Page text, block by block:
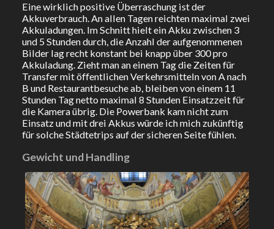
Eine wirklich positive Überraschung ist der
Akkuverbrauch. An allen Tagen reichten maximal zwei
Akkuladungen. Im Schnitt hielt ein Akku zwischen 3
und 5 Stunden durch, die Anzahl der aufgenommenen
Bilder lag recht konstant bei knapp über 300 pro
Akkuladung. Zieht man an einem Tag die Zeiten für
Transfer mit öffentlichen Verkehrsmitteln von A nach
B und Restaurantbesuche ab, bleiben von einem 11
Stunden Tag netto maximal 8 Stunden Einsatzzeit für
die Kamera übrig. Die Powerbank kam nicht zum
Einsatz und mit drei Akkus würde ich mich zukünftig
für solche Städtetrips auf der sicheren Seite fühlen.
Gewicht und Handling